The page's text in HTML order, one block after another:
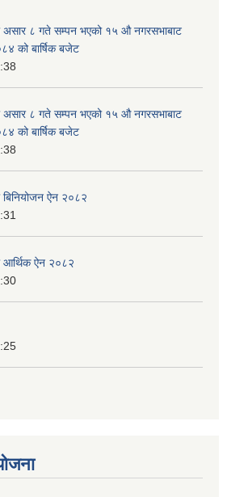
असार ८ गते सम्पन भएको १५ ‍‍‍औ नगरसभाबाट
को बार्षिक बजेट
असार ८ गते सम्पन भएको १५ ‍‍‍औ नगरसभाबाट
को बार्षिक बजेट
बिनियोजन ऐन २०८२
आर्थिक ऐन २०८२